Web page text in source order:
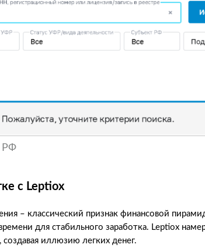
РФ
с Leptiox
– классический признак финансовой
для стабильного заработка. Leptiox
иллюзию легких денег.